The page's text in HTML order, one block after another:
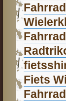
Fiets